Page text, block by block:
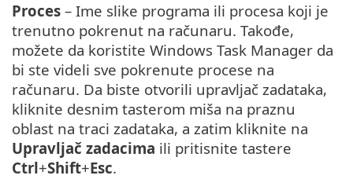
Proces – Ime slike programa ili procesa koji je
trenutno pokrenut na računaru. Takođe,
možete da koristite Windows Task Manager da
bi ste videli sve pokrenute procese na
računaru. Da biste otvorili upravljač zadataka,
kliknite desnim tasterom miša na praznu
oblast na traci zadataka, a zatim kliknite na
Upravljač zadacima ili pritisnite tastere
Ctrl+Shift+Esc.